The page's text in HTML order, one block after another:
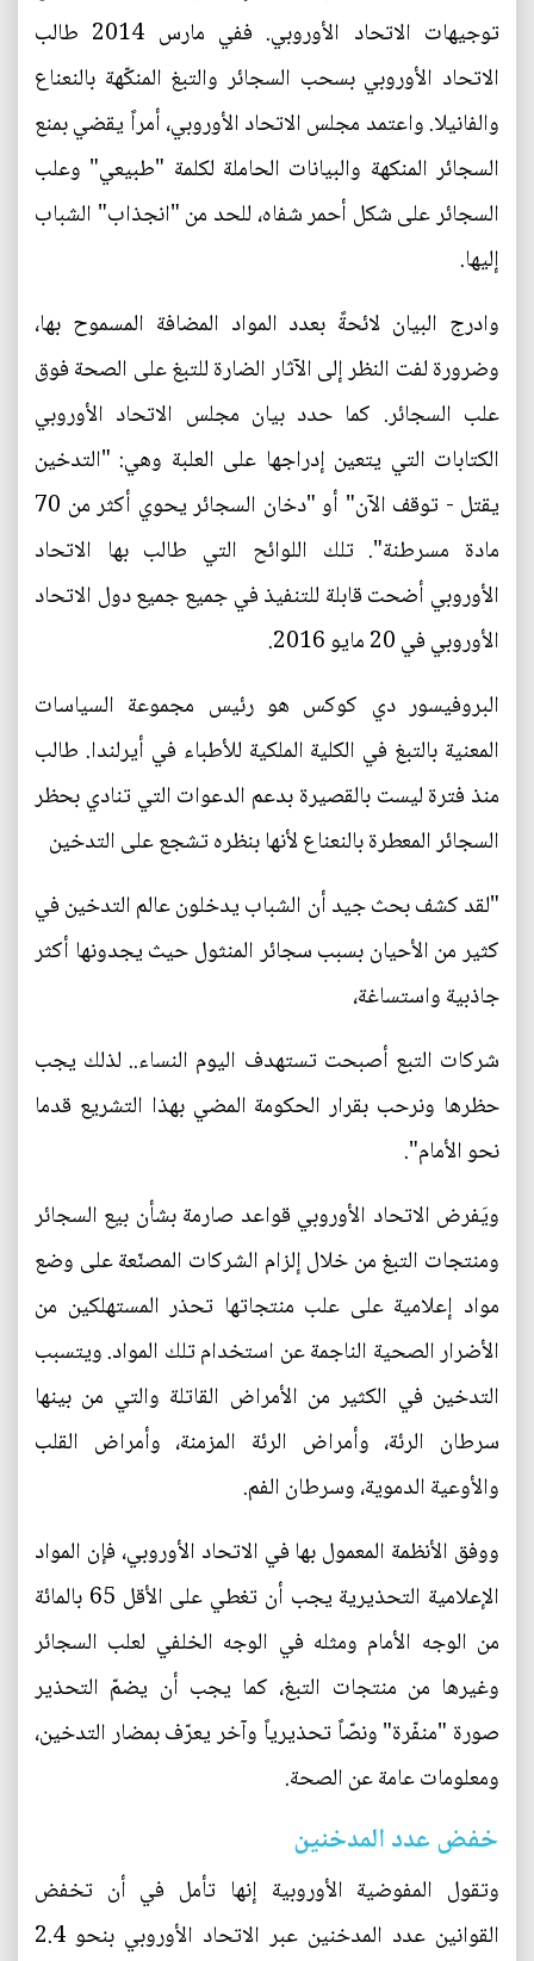
توجيهات الاتحاد الأوروبي. ففي مارس 2014 طالب
الاتحاد الأوروبي بسحب السجائر والتبغ المنكّهة بالنعناع
والفانيلا. واعتمد مجلس الاتحاد الأوروبي، أمراً يقضي بمنع
السجائر المنكهة والبيانات الحاملة لكلمة "طبيعي" وعلب
السجائر على شكل أحمر شفاه، للحد من "انجذاب" الشباب
إليها.
وادرج البيان لائحةً بعدد المواد المضافة المسموح بها،
وضرورة لفت النظر إلى الآثار الضارة للتبغ على الصحة فوق
علب السجائر. كما حدد بيان مجلس الاتحاد الأوروبي
الكتابات التي يتعين إدراجها على العلبة وهي: "التدخين
يقتل - توقف الآن" أو "دخان السجائر يحوي أكثر من 70
مادة مسرطنة". تلك اللوائح التي طالب بها الاتحاد
الأوروبي أضحت قابلة للتنفيذ في جميع جميع دول الاتحاد
الأوروبي في 20 مايو 2016.
البروفيسور دي كوكس هو رئيس مجموعة السياسات
المعنية بالتبغ في الكلية الملكية للأطباء في أيرلندا. طالب
منذ فترة ليست بالقصيرة بدعم الدعوات التي تنادي بحظر
السجائر المعطرة بالنعناع لأنها بنظره تشجع على التدخين
"لقد كشف بحث جيد أن الشباب يدخلون عالم التدخين في
كثير من الأحيان بسبب سجائر المنثول حيث يجدونها أكثر
جاذبية واستساغة،
شركات التبع أصبحت تستهدف اليوم النساء.. لذلك يجب
حظرها ونرحب بقرار الحكومة المضي بهذا التشريع قدما
نحو الأمام".
ويَفرض الاتحاد الأوروبي قواعد صارمة بشأن بيع السجائر
ومنتجات التبغ من خلال إلزام الشركات المصنّعة على وضع
مواد إعلامية على علب منتجاتها تحذر المستهلكين من
الأضرار الصحية الناجمة عن استخدام تلك المواد. ويتسبب
التدخين في الكثير من الأمراض القاتلة والتي من بينها
سرطان الرئة، وأمراض الرئة المزمنة، وأمراض القلب
والأوعية الدموية، وسرطان الفم.
ووفق الأنظمة المعمول بها في الاتحاد الأوروبي، فإن المواد
الإعلامية التحذيرية يجب أن تغطي على الأقل 65 بالمائة
من الوجه الأمام ومثله في الوجه الخلفي لعلب السجائر
وغيرها من منتجات التبغ، كما يجب أن يضمّ التحذير
صورة "منفّرة" ونصّاً تحذيرياً وآخر يعرّف بمضار التدخين،
ومعلومات عامة عن الصحة.
خفض عدد المدخنين
وتقول المفوضية الأوروبية إنها تأمل في أن تخفض
القوانين عدد المدخنين عبر الاتحاد الأوروبي بنحو 2.4